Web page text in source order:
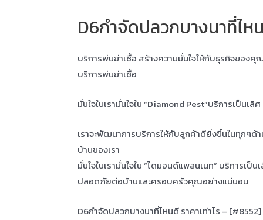
D6กำจัดปลวกบางนาที่ไห
บริการพ่นฆ่าเชื้อ สร้างความมั่นใจให้กับธุรกิจขอ
บริการพ่นฆ่าเชื้อ
มั่นใจในเรามั่นใจใน “Diamond Pest”บริการเป็น
เราจะพัฒนาการบริการให้กับลูกค้าดียิ่งขึ้นในทุกๆด้
บ้านของเรา
มั่นใจในเรามั่นใจใน “ไดมอนด์แพลนเนท” บริการเ
ปลอดภัยต่อบ้านและครอบครัวคุณอย่างแน่นอน
D6กำจัดปลวกบางนาที่ไหนดี ราคาเท่าไร – [#8552]